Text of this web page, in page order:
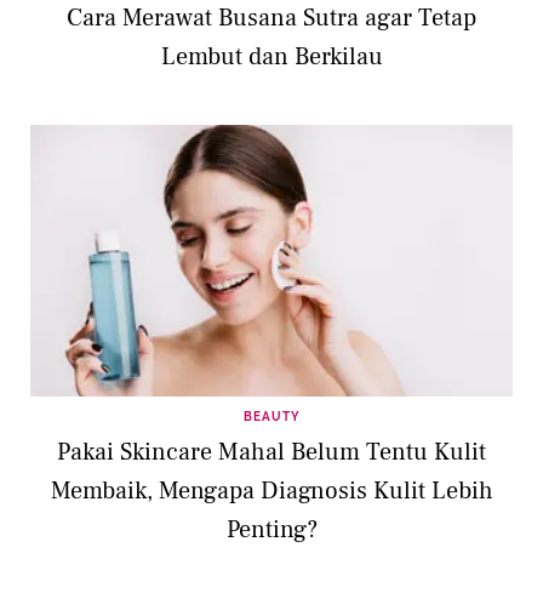
Cara Merawat Busana Sutra agar Tetap
Lembut dan Berkilau
BEAUTY
Pakai Skincare Mahal Belum Tentu Kulit
Membaik, Mengapa Diagnosis Kulit Lebih
Penting?